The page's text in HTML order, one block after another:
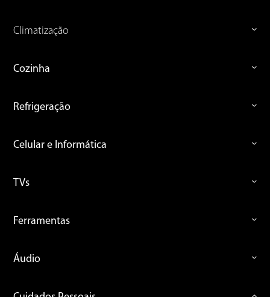
Climatização
Cozinha
Refrigeração
Celular e Informática
TVs
Ferramentas
Áudio